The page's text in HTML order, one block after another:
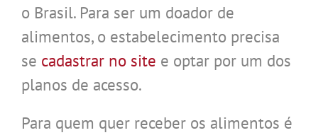
o Brasil. Para ser um doador de
alimentos, o estabelecimento precisa
se cadastrar no site e optar por um dos
planos de acesso.
Para quem quer receber os alimentos é